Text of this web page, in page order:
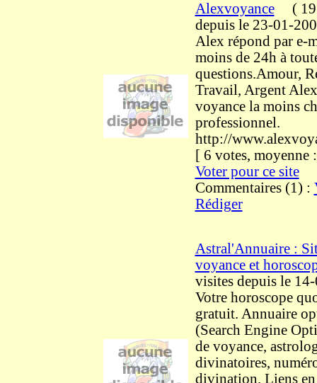
Alexvoyance(19
depuis le 23-01-
Alex répond par e-
moins de 24h à
questions.Amour,
Travail, Argent
voyance la moins
professionnel.
http://
[ 6 votes,
Voter pour ce site
Commentaires (1) :
Rédiger
Astral'Annuaire :
voyance et
visites depuis le
Votre horoscope
gratuit. Annuaire
(Search Engine
de voyance,
divinatoires,
divination. Liens